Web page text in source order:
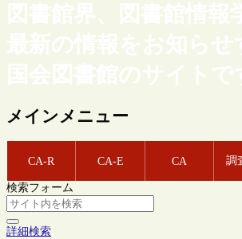
図書館界、図書館情報
最新の情報をお知らせ
国会図書館のサイトで
メインメニュー
CA-R CA-E CA 調
検索フォーム
詳細検索